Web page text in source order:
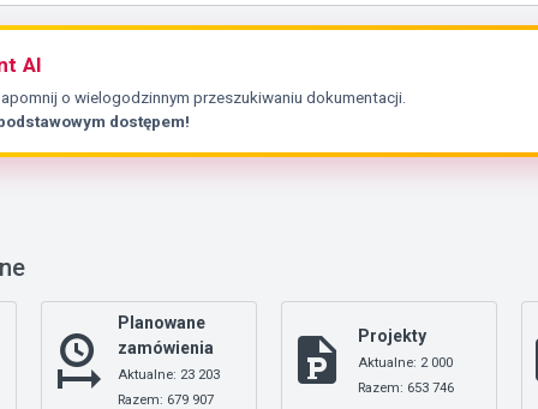
AI
o wielogodzinnym przeszukiwaniu dokumentacji.
dostępem!
Planowane
zamówienia
Aktualne: 23 203
Razem: 679 907
Projekty
Aktualne: 2 000
Razem: 653 746